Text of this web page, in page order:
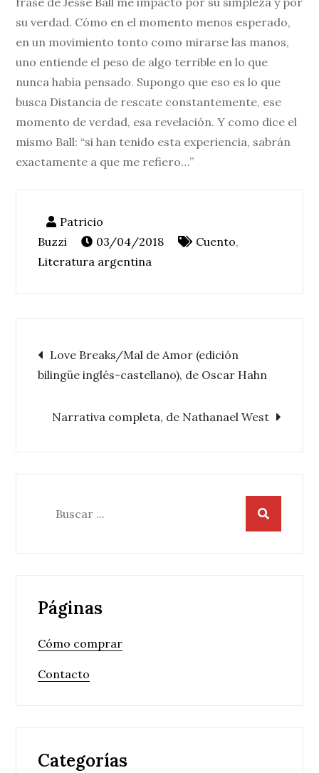
su verdad. Cómo en el momento menos esperado,
en un movimiento tonto como mirarse las manos,
uno entiende el peso de algo terrible en lo que
nunca había pensado. Supongo que eso es lo que
busca Distancia de rescate constantemente, ese
momento de verdad, esa revelación. Y como dice el
mismo Ball: “si han tenido esta experiencia, sabrán
exactamente a que me refiero…”
03/04/2018 Cuento,
Literatura argentina
Navegación
Love Breaks/Mal de Amor (edición
bilingüe inglés-castellano), de Oscar Hahn
Narrativa completa, de Nathanael West
Páginas
Cómo comprar
Contacto
Categorías